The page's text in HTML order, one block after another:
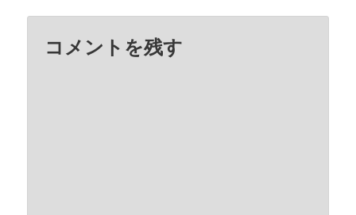
コメントを残す